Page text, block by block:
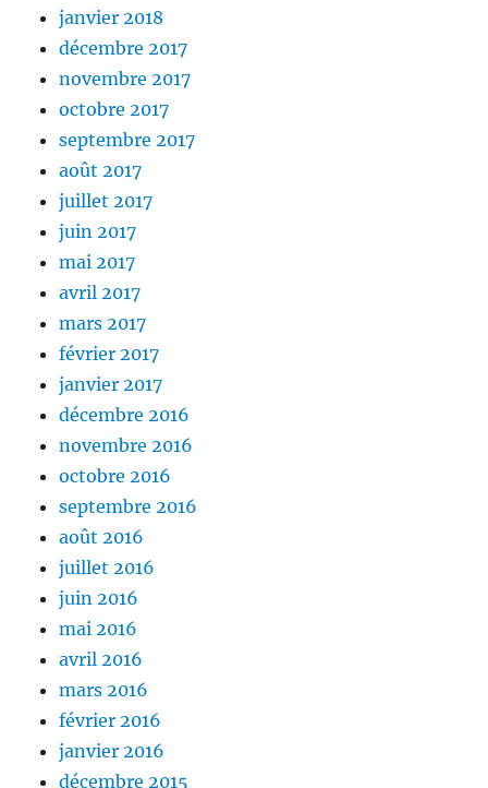
janvier 2018
décembre 2017
novembre 2017
octobre 2017
septembre 2017
août 2017
juillet 2017
juin 2017
mai 2017
avril 2017
mars 2017
février 2017
janvier 2017
décembre 2016
novembre 2016
octobre 2016
septembre 2016
août 2016
juillet 2016
juin 2016
mai 2016
avril 2016
mars 2016
février 2016
janvier 2016
décembre 2015